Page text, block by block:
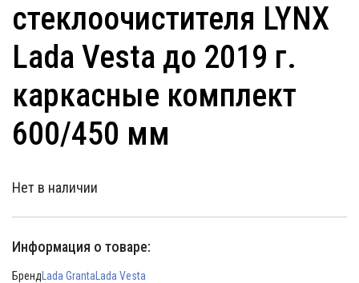
стеклоочистителя LYNX
Lada Vesta до 2019 г.
каркасные комплект
600/450 мм
Нет в наличии
Информация о товаре:
Бренд Lada Granta Lada Vesta